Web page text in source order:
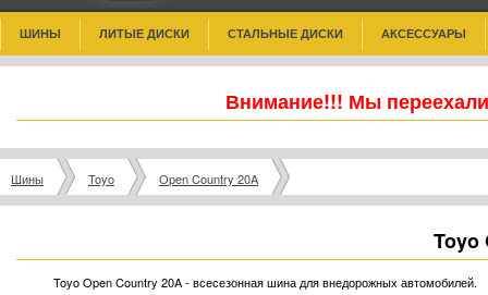
ШИНЫ ЛИТЫЕ ДИСКИ СТАЛЬНЫЕ ДИСКИ АКСЕССУАРЫ
Внимание!!! Мы
Шины Toyo Open Country 20A
Toyo
Toyo Open Country 20A - всесезонная шина для внедорожных автомобилей.